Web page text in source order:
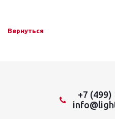
Вернуться
+7 (499)